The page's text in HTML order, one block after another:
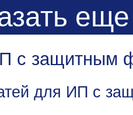
с защитным
для ИП с